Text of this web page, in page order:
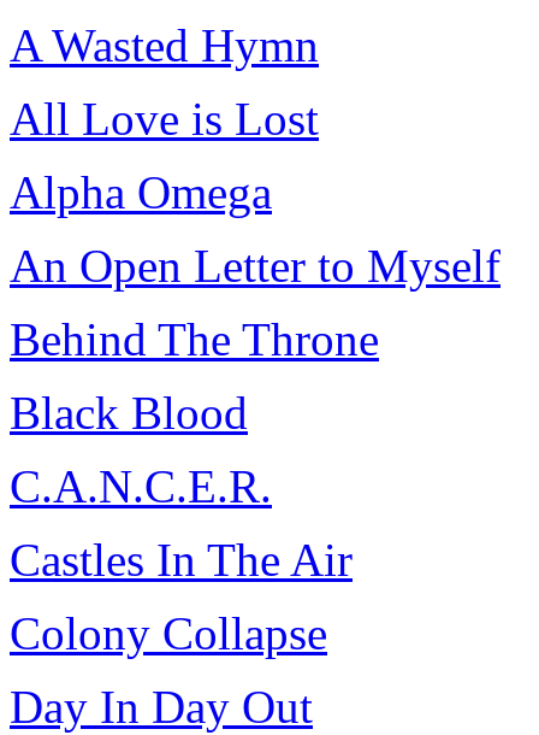
A Wasted Hymn
All Love is Lost
Alpha Omega
An Open Letter to Myself
Behind The Throne
Black Blood
C.A.N.C.E.R.
Castles In The Air
Colony Collapse
Day In Day Out